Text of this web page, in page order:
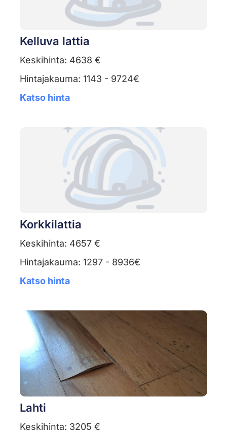
Kelluva lattia
Keskihinta: 4638 €
Hintajakauma: 1143 - 9724€
Katso hinta
Korkkilattia
Keskihinta: 4657 €
Hintajakauma: 1297 - 8936€
Katso hinta
Lahti
Keskihinta: 3205 €